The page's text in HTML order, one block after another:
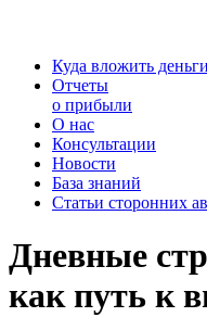
Куда вложить деньги
Отчеты
о прибыли
О нас
Консультации
Новости
База знаний
Статьи сторонних
Дневные
как путь к